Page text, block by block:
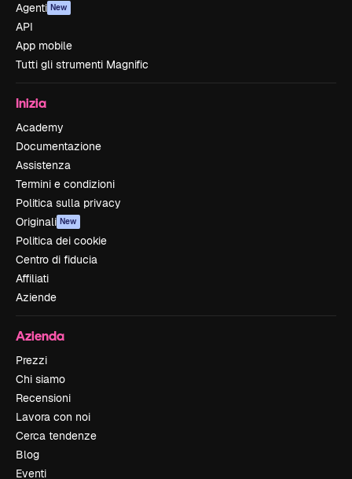
Agenti New
API
App mobile
Tutti gli strumenti Magnific
Inizia
Academy
Documentazione
Assistenza
Termini e condizioni
Politica sulla privacy
Originali New
Politica dei cookie
Centro di fiducia
Affiliati
Aziende
Azienda
Prezzi
Chi siamo
Recensioni
Lavora con noi
Cerca tendenze
Blog
Eventi